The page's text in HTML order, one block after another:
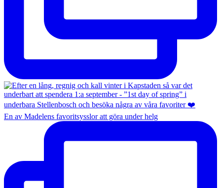
En av Madelens favoritsysslor att göra under helg